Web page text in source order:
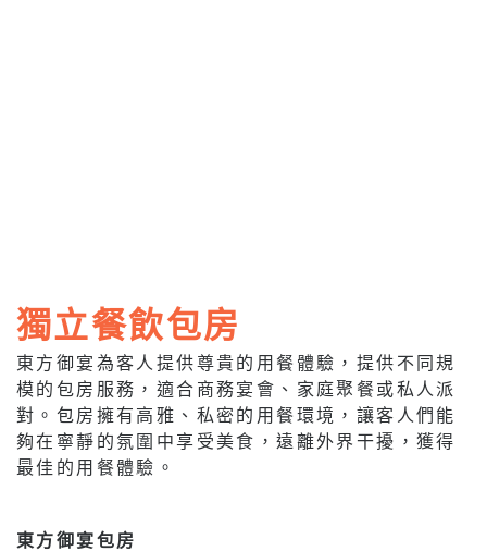
獨立餐飲包房
東方御宴為客人提供尊貴的用餐體驗，提供不同規
模的包房服務，適合商務宴會、家庭聚餐或私人派
對。包房擁有高雅、私密的用餐環境，讓客人們能
夠在寧靜的氛圍中享受美食，遠離外界干擾，獲得
最佳的用餐體驗。
東方御宴包房